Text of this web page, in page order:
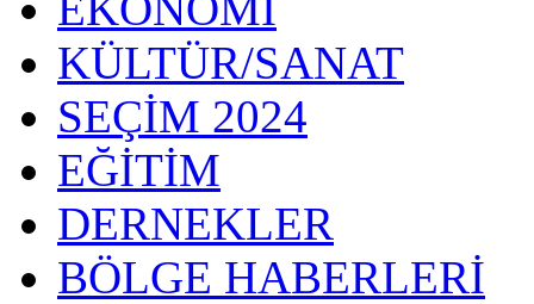
KÜLTÜR/SANAT
SEÇİM 2024
EĞİTİM
DERNEKLER
BÖLGE HABERLERİ